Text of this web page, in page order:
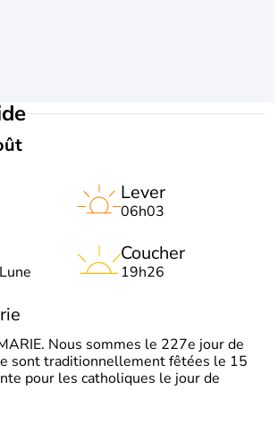
Lever
06h03
Coucher
19h26
Nous sommes le 227e jour de
sont traditionnellement fêtées le 15
pour les catholiques le jour de